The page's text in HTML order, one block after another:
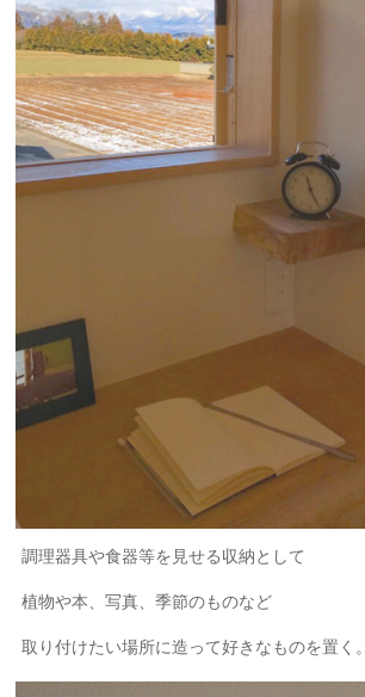
調理器具や食器等を見せる収納として
植物や本、写真、季節のものなど
取り付けたい場所に造って好きなものを置く。